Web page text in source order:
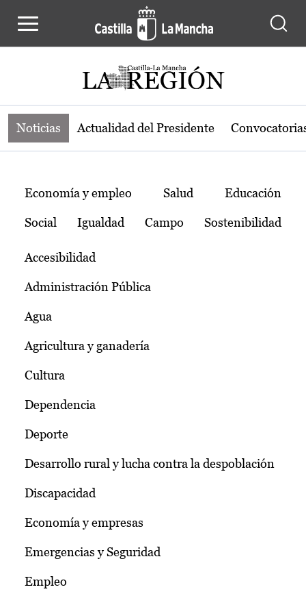
Noticias de la región de Castilla-La
Noticias Actualidad del Presidente
Temas
Economía y empleo Salud Educación
Social Igualdad Campo Sostenibilidad
Accesibilidad
Administración Pública
Agua
Agricultura y ganadería
Cultura
Dependencia
Deporte
Desarrollo rural y lucha contra la despoblación
Discapacidad
Economía y empresas
Emergencias y Seguridad
Empleo